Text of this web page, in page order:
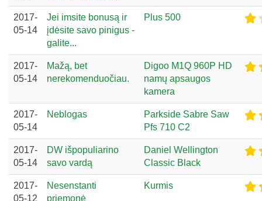
2017-
05-14
Jei imsite bonusą ir
įdėsite savo pinigus -
galite...
Plus 500
2017-
05-14
Mažą, bet
nerekomenduočiau.
Digoo M1Q 960P HD
namų apsaugos
kamera
2017-
05-14
Neblogas
Parkside Sabre Saw
Pfs 710 C2
2017-
05-14
DW išpopuliarino
savo vardą
Daniel Wellington
Classic Black
2017-
05-12
Nesenstanti
priemonė
Kurmis